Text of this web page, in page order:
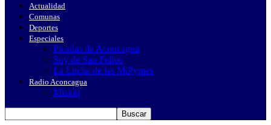
Actualidad
Comunas
Deportes
Especiales
Picadas de Aconcagua
Soy de San Felipe
La Lucha de las MiPymes
Radio Aconcagua
Misión